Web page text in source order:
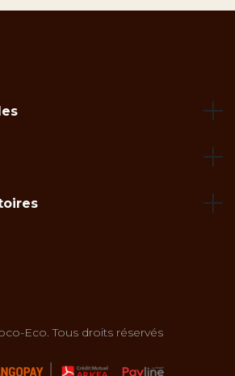
Eco. Tous droits réservés